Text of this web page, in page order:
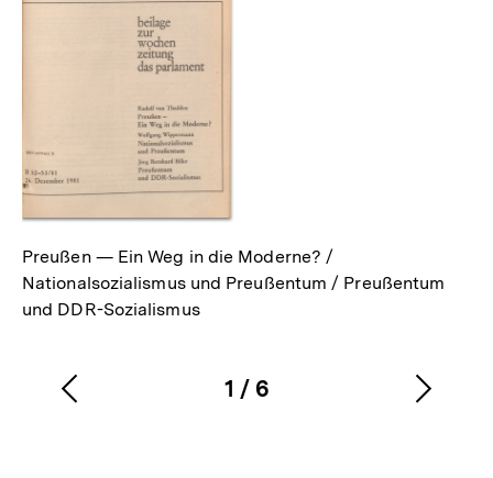
Preußen — Ein Weg in die Moderne? /
Nationalsozialismus und Preußentum / Preußentum
und DDR-Sozialismus
Karussellinhalt
1
von
/ 6
Vorherigen